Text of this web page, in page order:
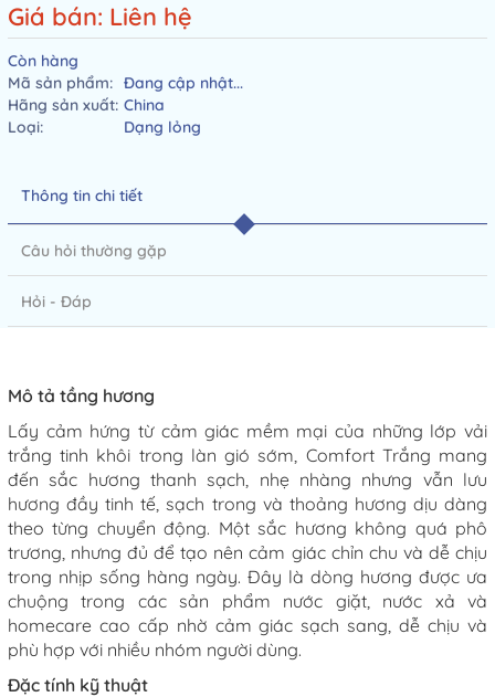
Giá bán: Liên hệ
Còn hàng
Mã sản phẩm: Đang cập nhật...
Hãng sản xuất: China
Loại:
Dạng lỏng
Thông tin chi tiết
Câu hỏi thường gặp
Hỏi - Đáp
Mô tả tầng hương
Lấy cảm hứng từ cảm giác mềm mại của những lớp vải
trắng tinh khôi trong làn gió sớm, Comfort Trắng mang
đến sắc hương thanh sạch, nhẹ nhàng nhưng vẫn lưu
hương đầy tinh tế, sạch trong và thoảng hương dịu dàng
theo từng chuyển động. Một sắc hương không quá phô
trương, nhưng đủ để tạo nên cảm giác chỉn chu và dễ chịu
trong nhịp sống hàng ngày. Đây là dòng hương được ưa
chuộng trong các sản phẩm nước giặt, nước xả và
homecare cao cấp nhờ cảm giác sạch sang, dễ chịu và
phù hợp với nhiều nhóm người dùng.
Đặc tính kỹ thuật